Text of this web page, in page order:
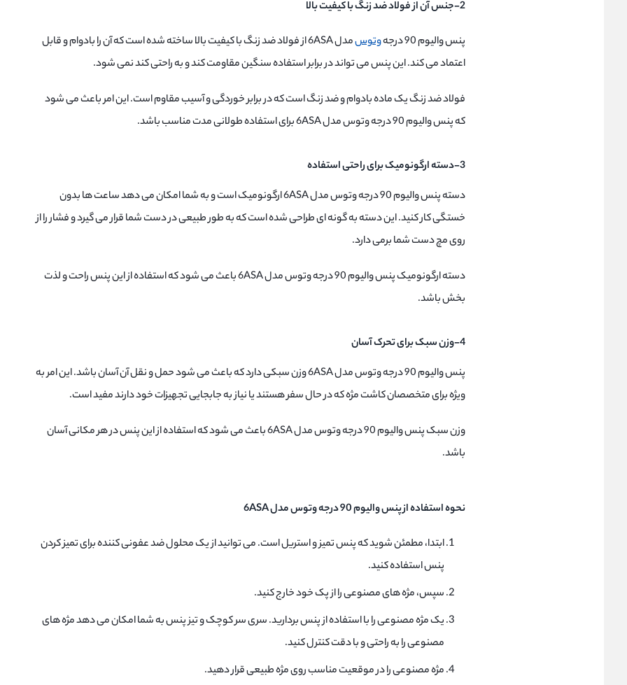
2-جنس آن از فولاد ضد زنگ با کیفیت بالا
پنس والیوم 90 درجه وتوس
مدل 6ASA از فولاد ضد زنگ با کیفیت بالا ساخته شده است که آن را بادوام و قابل
اعتماد می کند. این پنس می تواند در برابر استفاده سنگین مقاومت کند و به راحتی کند نمی شود.
فولاد ضد زنگ یک ماده بادوام و ضد زنگ است که در برابر خوردگی و آسیب مقاوم است. این امر باعث می شود
که پنس والیوم 90 درجه وتوس مدل 6ASA برای استفاده طولانی مدت مناسب باشد.
3-دسته ارگونومیک برای راحتی استفاده
دسته پنس والیوم 90 درجه وتوس مدل 6ASA ارگونومیک است و به شما امکان می دهد ساعت ها بدون
خستگی کار کنید. این دسته به گونه ای طراحی شده است که به طور طبیعی در دست شما قرار می گیرد و فشار را از
روی مچ دست شما برمی دارد.
دسته ارگونومیک پنس والیوم 90 درجه وتوس مدل 6ASA باعث می شود که استفاده از این پنس راحت و لذت
بخش باشد.
4-وزن سبک برای تحرک آسان
پنس والیوم 90 درجه وتوس مدل 6ASA وزن سبکی دارد که باعث می شود حمل و نقل آن آسان باشد. این امر به
ویژه برای متخصصان کاشت مژه که در حال سفر هستند یا نیاز به جابجایی تجهیزات خود دارند مفید است.
وزن سبک پنس والیوم 90 درجه وتوس مدل 6ASA باعث می شود که استفاده از این پنس در هر مکانی آسان
باشد.
نحوه استفاده از پنس والیوم 90 درجه وتوس مدل 6ASA
ابتدا، مطمئن شوید که پنس تمیز و استریل است. می توانید از یک محلول ضد عفونی کننده برای تمیز کردن
پنس استفاده کنید.
سپس، مژه های مصنوعی را از پک خود خارج کنید.
یک مژه مصنوعی را با استفاده از پنس بردارید. سری سر کوچک و تیز پنس به شما امکان می دهد مژه های
مصنوعی را به راحتی و با دقت کنترل کنید.
مژه مصنوعی را در موقعیت مناسب روی مژه طبیعی قرار دهید.